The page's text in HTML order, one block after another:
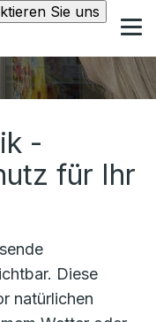
Sie uns
-
für Ihr
Diese
natürlichen